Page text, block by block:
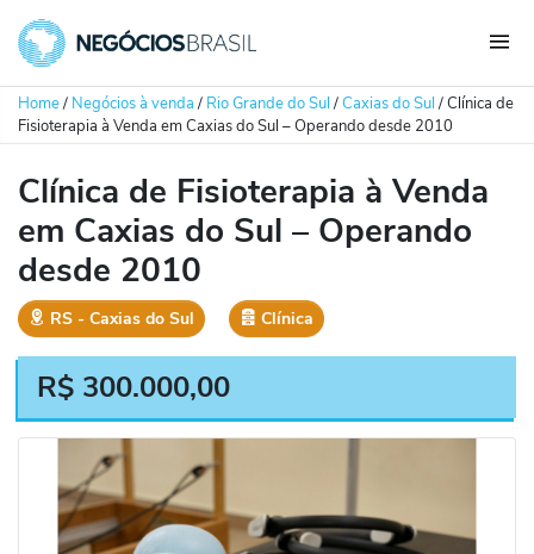
Home/ Negócios à venda/ Rio Grande do Sul/Caxias do Sul/Clínica de
Fisioterapia à Venda em Caxias do Sul – Operando desde 2010
Clínica de Fisioterapia à Venda
em Caxias do Sul – Operando
desde 2010
RS ‐ Caxias do Sul Clínica
R$ 300.000,00